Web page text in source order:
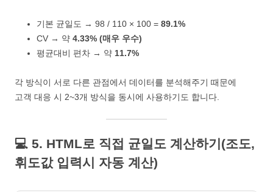
기본 균일도 → 98 / 110 × 100 = 89.1%
CV → 약 4.33% (매우 우수)
평균대비 편차 → 약 11.7%
각 방식이 서로 다른 관점에서 데이터를 분석해주기 때문에
고객 대응 시 2~3개 방식을 동시에 사용하기도 합니다.
💻 5. HTML로 직접 균일도 계산하기(조도,
휘도값 입력시 자동 계산)